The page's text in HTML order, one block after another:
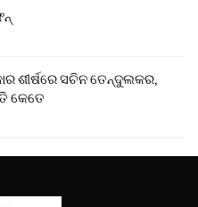
ଶୀର୍ଷରେ ସଚିନ ତେନ୍ଦୁଲକର,
କେତେ